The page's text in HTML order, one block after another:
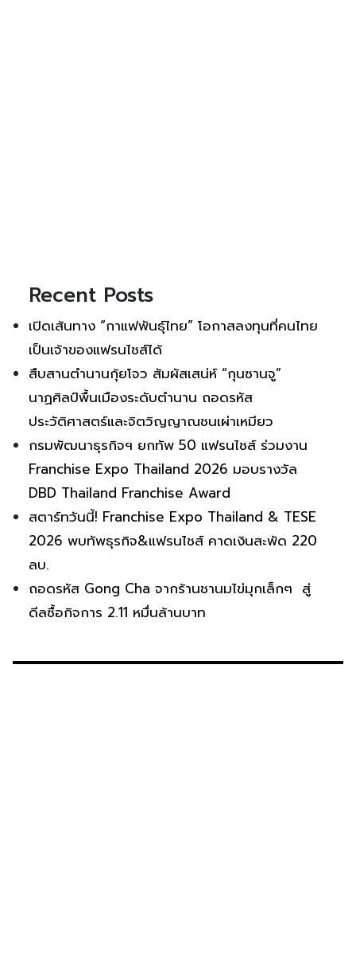
Recent Posts
เปิดเส้นทาง “กาแฟพันธุ์ไทย” โอกาสลงทุนที่คนไทย
เป็นเจ้าของแฟรนไชส์ได้
สืบสานตำนานกุ้ยโจว สัมผัสเสน่ห์ “กุนซานจู”
นาฏศิลป์พื้นเมืองระดับตำนาน ถอดรหัส
ประวัติศาสตร์และจิตวิญญาณชนเผ่าเหมียว
กรมพัฒนาธุรกิจฯ ยกทัพ 50 แฟรนไชส์ ร่วมงาน
Franchise Expo Thailand 2026 มอบรางวัล
DBD Thailand Franchise Award
สตาร์ทวันนี้! Franchise Expo Thailand & TESE
2026 พบทัพธุรกิจ&แฟรนไชส์ คาดเงินสะพัด 220
ลบ.
ถอดรหัส Gong Cha จากร้านชานมไข่มุกเล็กๆ สู่
ดีลซื้อกิจการ 2.11 หมื่นล้านบาท